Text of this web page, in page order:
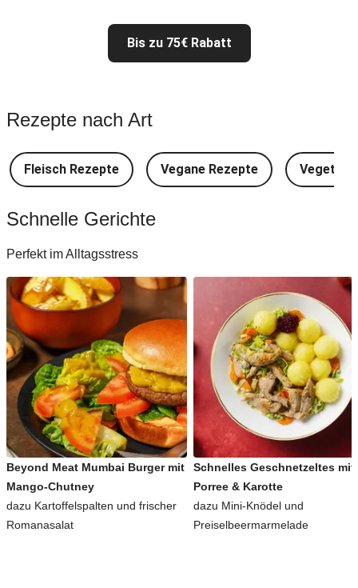
Bis zu 75€ Rabatt
Rezepte nach Art
Fleisch Rezepte Vegane Rezepte
Schnelle Gerichte
Perfekt im Alltagsstress
Beyond Meat Mumbai Burger mit
Mango-Chutney
dazu Kartoffelspalten und frischer
Romanasalat
Schnelles Geschnetzeltes mit
Porree & Karotte
dazu Mini-Knödel und
Preiselbeermarmelade